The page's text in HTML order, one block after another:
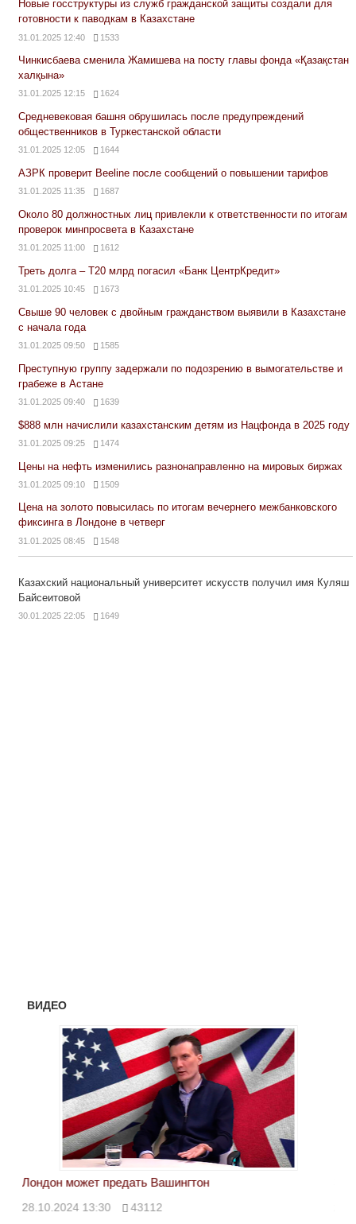
Новые госструктуры из служб гражданской защиты создали для
готовности к паводкам в Казахстане
31.01.2025 12:40 1533
Чинкисбаева сменила Жамишева на посту главы фонда «Қазақстан
халқына»
31.01.2025 12:15 1624
Средневековая башня обрушилась после предупреждений
общественников в Туркестанской области
31.01.2025 12:05 1644
АЗРК проверит Beeline после сообщений о повышении тарифов
31.01.2025 11:35 1687
Около 80 должностных лиц привлекли к ответственности по итогам
проверок минпросвета в Казахстане
31.01.2025 11:00 1612
Треть долга – Т20 млрд погасил «Банк ЦентрКредит»
31.01.2025 10:45 1673
Свыше 90 человек с двойным гражданством выявили в Казахстане
с начала года
31.01.2025 09:50 1585
Преступную группу задержали по подозрению в вымогательстве и
грабеже в Астане
31.01.2025 09:40 1639
$888 млн начислили казахстанским детям из Нацфонда в 2025 году
31.01.2025 09:25 1474
Цены на нефть изменились разнонаправленно на мировых биржах
31.01.2025 09:10 1509
Цена на золото повысилась по итогам вечернего межбанковского
фиксинга в Лондоне в четверг
31.01.2025 08:45 1548
Казахский национальный университет искусств получил имя Куляш
Байсеитовой
30.01.2025 22:05 1649
ВИДЕО
Лондон может предать Вашингтон
28.10.2024 13:30 43112